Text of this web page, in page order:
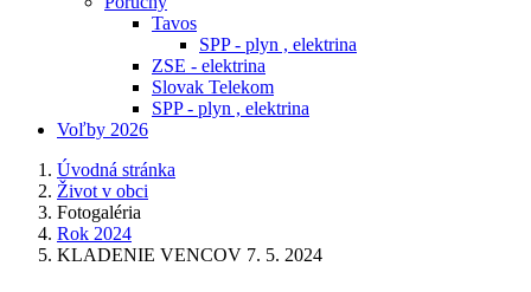
Tavos
SPP - plyn , elektrina
ZSE - elektrina
Slovak Telekom
SPP - plyn , elektrina
Voľby 2026
Úvodná stránka
Život v obci
Fotogaléria
Rok 2024
KLADENIE VENCOV 7. 5. 2024